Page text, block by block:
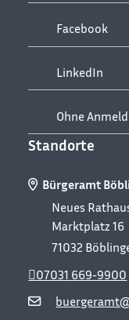
Facebook
LinkedIn
Ohne
Standorte
Bürgeramt
Neues
Marktplatz 16
71032
07031 669-9900